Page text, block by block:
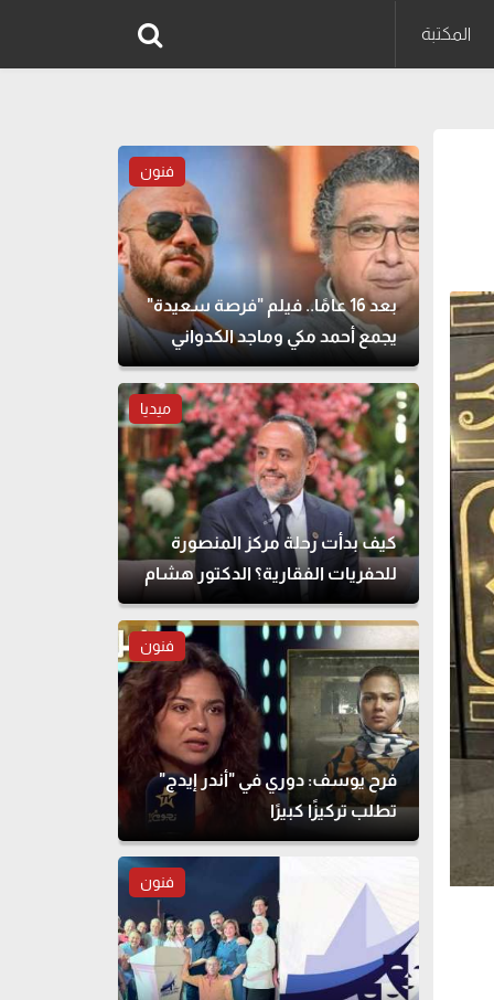
المكتبة
فنون
بعد 16 عامًا.. فيلم "فرصة سعيدة"
يجمع أحمد مكي وماجد الكدواني
مجددًا
ميديا
كيف بدأت رحلة مركز المنصورة
للحفريات الفقارية؟ الدكتور هشام
سلام يوضح
فنون
فرح يوسف: دوري في "أندر إيدج"
تطلب تركيزًا كبيرًا
فنون